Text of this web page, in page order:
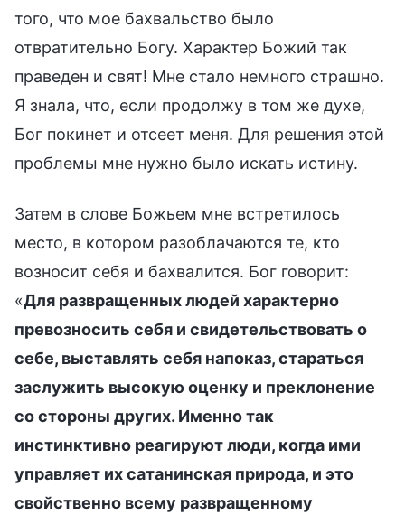
того, что мое бахвальство было
отвратительно Богу. Характер Божий так
праведен и свят! Мне стало немного страшно.
Я знала, что, если продолжу в том же духе,
Бог покинет и отсеет меня. Для решения этой
проблемы мне нужно было искать истину.
Затем в слове Божьем мне встретилось
место, в котором разоблачаются те, кто
возносит себя и бахвалится. Бог говорит:
«Для развращенных людей характерно
превозносить себя и свидетельствовать о
себе, выставлять себя напоказ, стараться
заслужить высокую оценку и преклонение
со стороны других. Именно так
инстинктивно реагируют люди, когда ими
управляет их сатанинская природа, и это
свойственно всему развращенному